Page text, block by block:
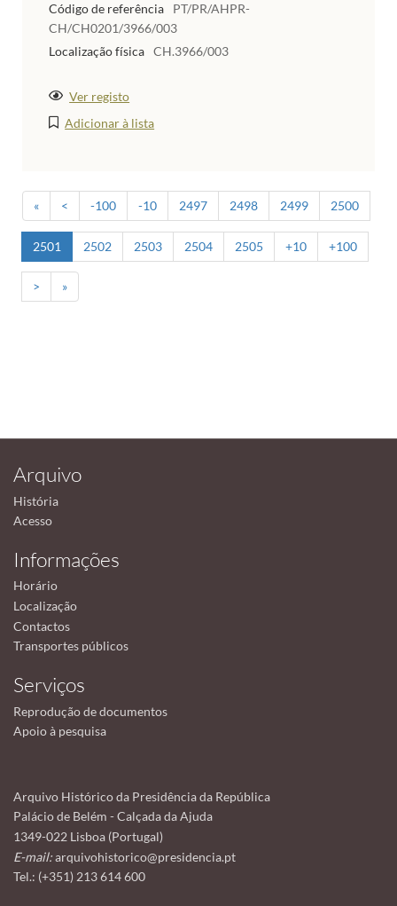
Código de referência
PT/PR/AHPR-
CH/CH0201/3966/003
Localização física CH.3966/003
Ver registo
Adicionar à lista
« < -100 -10 2497 2498 2499 2500
2501 2502 2503 2504 2505 +10 +100
> »
Arquivo
História
Acesso
Informações
Horário
Localização
Contactos
Transportes públicos
Serviços
Reprodução de documentos
Apoio à pesquisa
Arquivo Histórico da Presidência da República
Palácio de Belém - Calçada da Ajuda
1349-022 Lisboa (Portugal)
E-mail:arquivohistorico@presidencia.pt
Tel.: (+351) 213 614 600